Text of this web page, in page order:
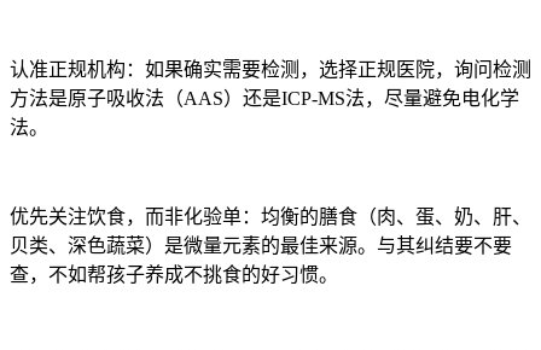
认准正规机构：如果确实需要检测，选择正规医院，询问检测
方法是原子吸收法（AAS）还是ICP-MS法，尽量避免电化学
法。
优先关注饮食，而非化验单：均衡的膳食（肉、蛋、奶、肝、
贝类、深色蔬菜）是微量元素的最佳来源。与其纠结要不要
查，不如帮孩子养成不挑食的好习惯。